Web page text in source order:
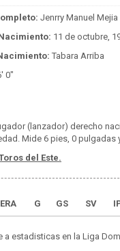
Jenrry Manuel Mejia
11 de octubre,
Tabara Arriba
0"
(lanzador) derecho
Mide 6 pies, 0 pulgadas
del Este.
ERA G GS SV
a estadisticas en la Liga